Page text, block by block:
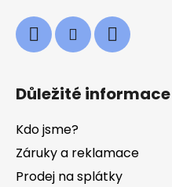
Důležité informace
Kdo jsme?
Záruky a reklamace
Prodej na splátky